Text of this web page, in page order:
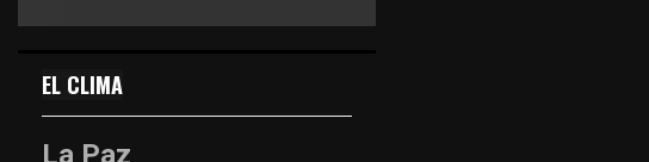
EL CLIMA
La Paz